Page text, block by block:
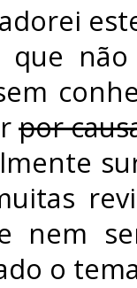
que
por
nem
o